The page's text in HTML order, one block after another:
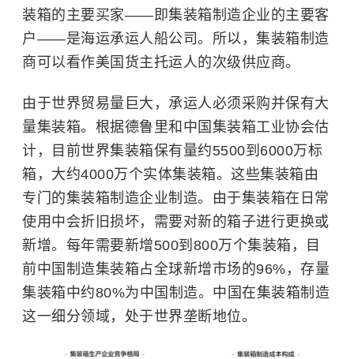
装箱的主要买家——即集装箱制造企业的主要客
户——是海运承运人船公司。所以，集装箱制造
商可以看作美国货主托运人的次级供应商。
由于世界贸易量巨大，承运人必须采购并保有大
量集装箱。根据德鲁里和中国集装箱工业协会估
计，目前世界集装箱保有量约5500到6000万标
箱，大约4000万个实体集装箱。这些集装箱由
专门的集装箱制造企业制造。由于集装箱在日常
使用中会折旧损坏，需要对新的箱子进行更换或
新增。每年需要新增500到800万个集装箱，目
前中国制造集装箱占全球新增市场的96%，存量
集装箱中约80%为中国制造。中国在集装箱制造
这一细分领域，处于世界垄断地位。